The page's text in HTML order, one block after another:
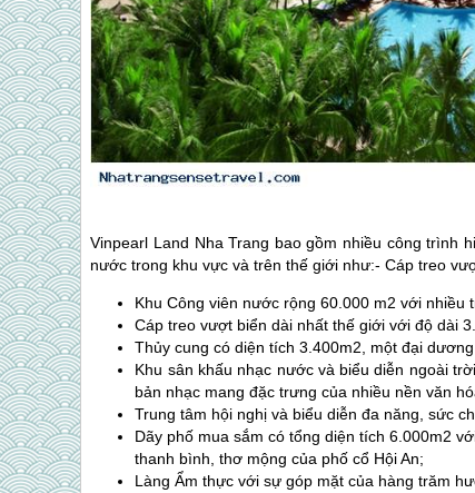
Vinpearl Land Nha Trang bao gồm nhiều công trình
nước trong khu vực và trên thế giới như:- Cáp treo
Khu Công viên nước rộng 60.000 m2 với nhiều
Cáp treo vượt biển dài nhất thế giới với độ dài
Thủy cung có diện tích 3.400m2, một đại
Khu sân khấu nhạc nước và biểu diễn ngoài
bản nhạc mang đặc trưng của nhiều nền văn
Trung tâm hội nghị và biểu diễn đa năng, sức
Dãy phố mua sắm có tổng diện tích 6.000m2
thanh bình, thơ mộng của phố cổ Hội An;
Làng Ẩm thực với sự góp mặt của hàng trăm